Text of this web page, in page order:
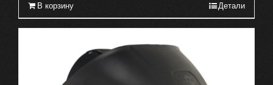
В корзину Детали